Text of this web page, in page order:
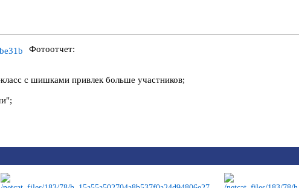
Фотоотчет:
с шишками привлек больше участников;